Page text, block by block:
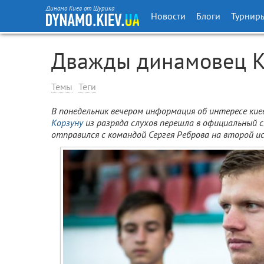
Динамо Киев от Шурика
Новости Блоги
Дважды динамовец
Темы Теги
В понедельник вечером информация об интересе
Корзунуиз разряда слухов перешла в
отправился с командой Сергея Реброва на второй